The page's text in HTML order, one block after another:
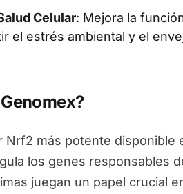
Celular: Mejora la
el estrés ambiental y el
Nrf2 más potente disponible
los genes responsables
juegan un papel crucial